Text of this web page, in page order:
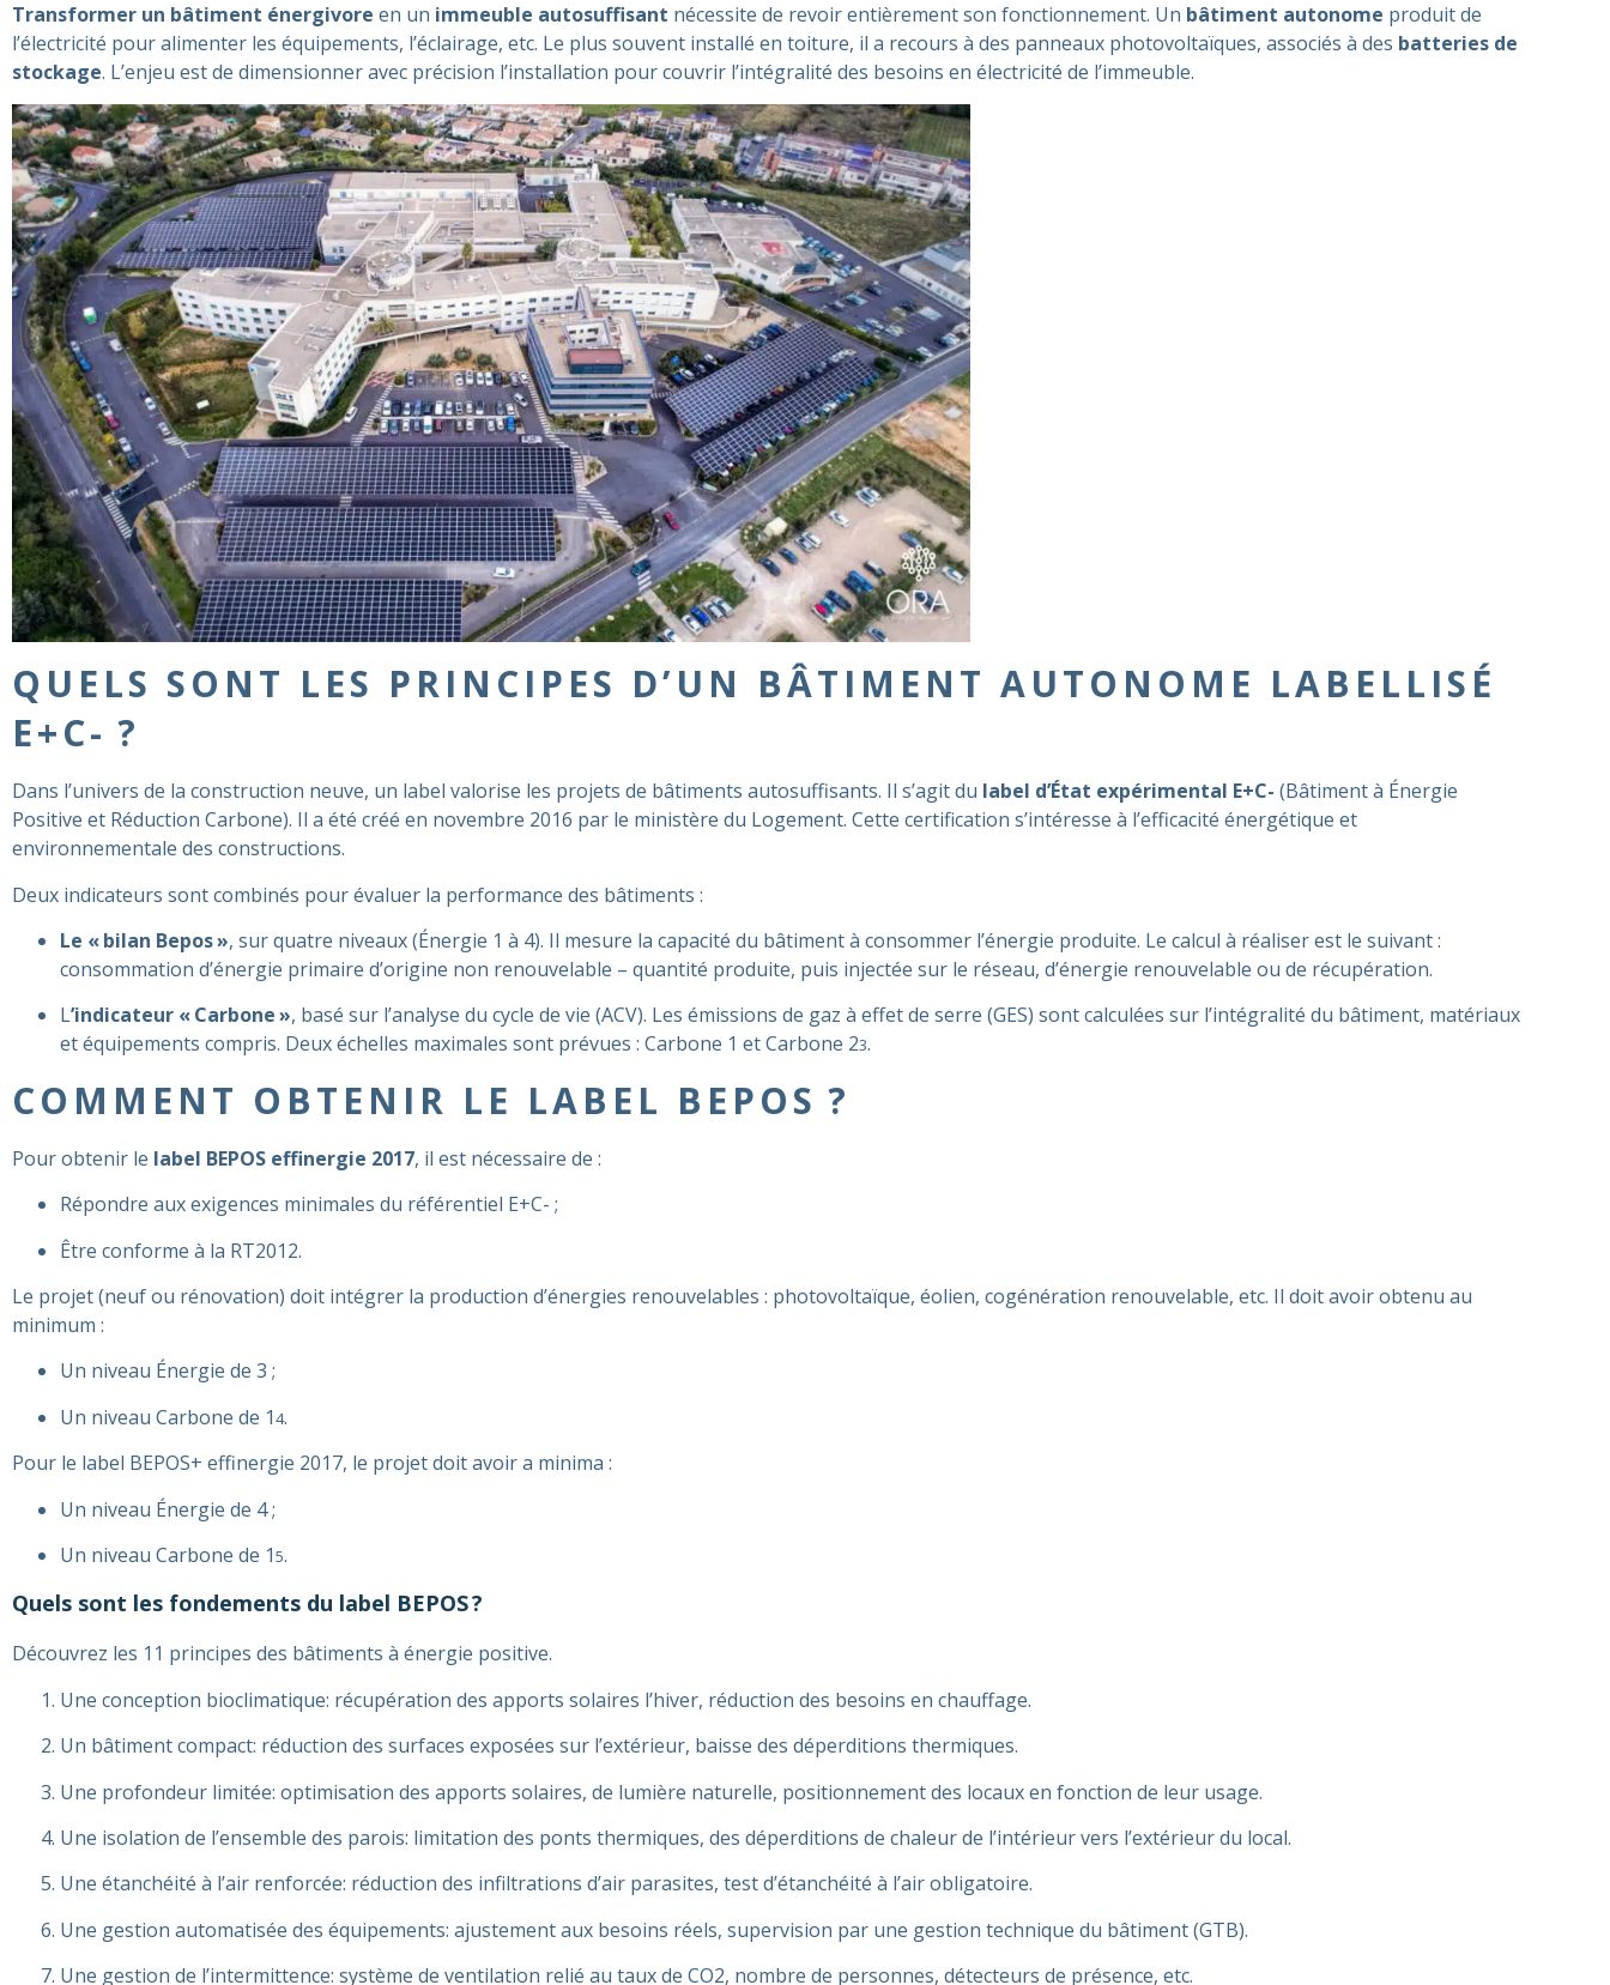
Transformer un bâtiment énergivore en un immeuble autosuffisant nécessite de revoir entièrement son fonctionnement. Un bâtiment autonome produit de
l’électricité pour alimenter les équipements, l’éclairage, etc. Le plus souvent installé en toiture, il a recours à des panneaux photovoltaïques, associés à des batteries de
stockage. L’enjeu est de dimensionner avec précision l’installation pour couvrir l’intégralité des besoins en électricité de l’immeuble.
QUELS SONT LES PRINCIPES D’UN BÂTIMENT AUTONOME LABELLISÉ
E+C- ?
Dans l’univers de la construction neuve, un label valorise les projets de bâtiments autosuffisants. Il s’agit du label d’État expérimental E+C- (Bâtiment à Énergie
Positive et Réduction Carbone). Il a été créé en novembre 2016 par le ministère du Logement. Cette certification s’intéresse à l’efficacité énergétique et
environnementale des constructions.
Deux indicateurs sont combinés pour évaluer la performance des bâtiments :
Le « bilan Bepos », sur quatre niveaux (Énergie 1 à 4). Il mesure la capacité du bâtiment à consommer l’énergie produite. Le calcul à réaliser est le suivant :
consommation d’énergie primaire d’origine non renouvelable – quantité produite, puis injectée sur le réseau, d’énergie renouvelable ou de récupération.
L’indicateur « Carbone », basé sur l’analyse du cycle de vie (ACV). Les émissions de gaz à effet de serre (GES) sont calculées sur l’intégralité du bâtiment, matériaux
et équipements compris. Deux échelles maximales sont prévues : Carbone 1 et Carbone 23.
COMMENT OBTENIR LE LABEL BEPOS ?
Pour obtenir le label BEPOS effinergie 2017, il est nécessaire de :
Répondre aux exigences minimales du référentiel E+C- ;
Être conforme à la RT2012.
Le projet (neuf ou rénovation) doit intégrer la production d’énergies renouvelables : photovoltaïque, éolien, cogénération renouvelable, etc. Il doit avoir obtenu au
minimum :
Un niveau Énergie de 3 ;
Un niveau Carbone de 14.
Pour le label BEPOS+ effinergie 2017, le projet doit avoir a minima :
Un niveau Énergie de 4 ;
Un niveau Carbone de 15.
Quels sont les fondements du label BEPOS ?
Découvrez les 11 principes des bâtiments à énergie positive.
Une conception bioclimatique: récupération des apports solaires l’hiver, réduction des besoins en chauffage.
Un bâtiment compact: réduction des surfaces exposées sur l’extérieur, baisse des déperditions thermiques.
Une profondeur limitée: optimisation des apports solaires, de lumière naturelle, positionnement des locaux en fonction de leur usage.
Une isolation de l’ensemble des parois: limitation des ponts thermiques, des déperditions de chaleur de l’intérieur vers l’extérieur du local.
Une étanchéité à l’air renforcée: réduction des infiltrations d’air parasites, test d’étanchéité à l’air obligatoire.
Une gestion automatisée des équipements: ajustement aux besoins réels, supervision par une gestion technique du bâtiment (GTB).
Une gestion de l’intermittence: système de ventilation relié au taux de CO2, nombre de personnes, détecteurs de présence, etc.